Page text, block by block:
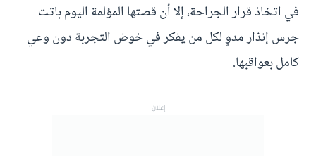
في اتخاذ قرار الجراحة، إلا أن قصتها المؤلمة اليوم باتت
جرس إنذار مدوٍ لكل من يفكر في خوض التجربة دون وعي
كامل بعواقبها.
إعلان